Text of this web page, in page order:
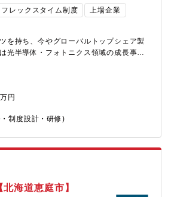
フレックスタイム制度 上場企業
を持ち、今やグローバルトップシェア製
光半導体・フォトニクス領域の成長事業
として業務をお任せいたします。
出向いただくことを想定しています。）
ズのコーポレート人事部門、DXPS登米事
円
制度設計・研修)
海道恵庭市】